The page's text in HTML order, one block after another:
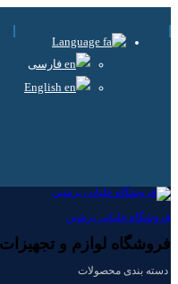
فارسی
فروشگاه خلبانی پرشین
فروشگاه لوازم و
دسته بندی محصولات